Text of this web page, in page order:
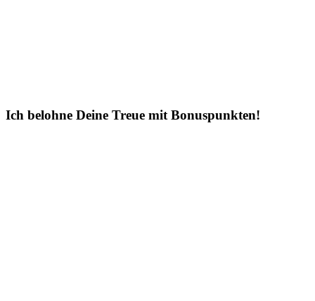
Ich belohne Deine Treue mit Bonuspunkten!